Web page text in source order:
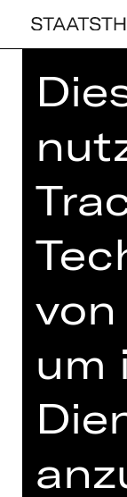
FÜR
WELT
Mozart,
Freitag,
19.30 -
mit einer
Konzert
um